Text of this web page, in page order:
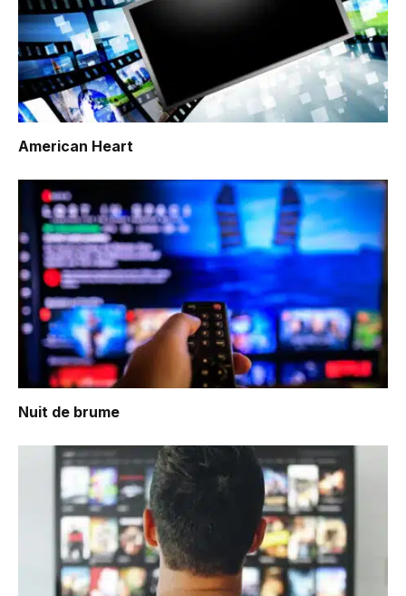
American Heart
Nuit de brume